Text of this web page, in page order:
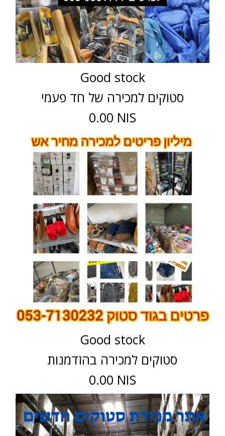
Good stock
סטוקים למכירה של חד פעמי
0.00 NIS
Good stock
סטוקים למכירה בהזדמנות
0.00 NIS